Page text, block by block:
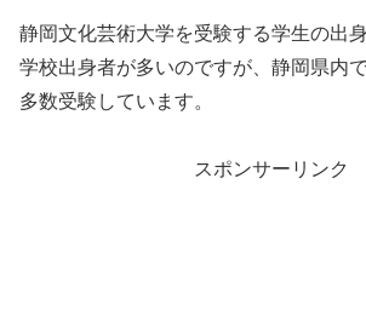
静岡文化芸術大学を受験する学生の出
学校出身者が多いのですが、静岡県内
多数受験しています。
スポンサーリンク